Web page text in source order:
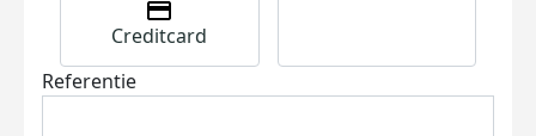
Creditcard
Referentie